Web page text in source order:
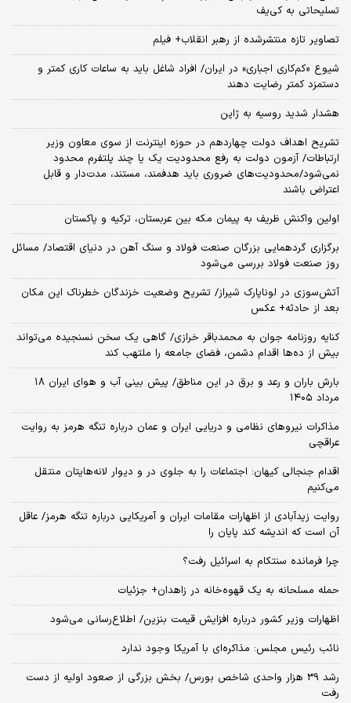
تسلیحاتی به کی‌یف
تصاویر تازه منتشرشده از رهبر انقلاب+ فیلم
شیوع «کم‌کاری اجباری» در ایران/ افراد شاغل باید به ساعات کاری کمتر و
دستمزد کمتر رضایت دهند
هشدار شدید روسیه به ژاپن
تشریح اهداف دولت چهاردهم در حوزه اینترنت از سوی معاون وزیر
ارتباطات/ آزمون دولت به رفع محدودیت یک یا چند پلتفرم محدود
نمی‌‎شود/محدودیت‌های ضروری باید هدفمند، مستند، مدت‌دار و قابل
اعتراض باشند
اولین واکنش ظریف به پیمان مکه بین عربستان، ترکیه و پاکستان
برگزاری گردهمایی بزرگان صنعت فولاد و سنگ آهن در دنیای اقتصاد/ مسائل
روز صنعت فولاد بررسی می‌شود
آتش‌سوزی در لوناپارک شیراز/ تشریح وضعیت خزندگان خطرناک این مکان
بعد از حادثه+ عکس
کنایه روزنامه جوان به محمدباقر خرازی/ گاهی یک سخن نسنجیده می‌تواند
بیش از ده‌ها اقدام دشمن، فضای جامعه را ملتهب کند
بارش باران و رعد و برق در این مناطق/ پیش بینی آب و هوای ایران ۱۸
مرداد ۱۴۰۵
مذاکرات نیروهای نظامی و دریایی ایران و عمان درباره تنگه هرمز به روایت
عراقچی
اقدام جنجالی کیهان: اجتماعات را به جلوی در و دیوار لانه‌هایتان منتقل
می‌کنیم
روایت زیدآبادی از اظهارات مقامات ایران و آمریکایی درباره تنگه هرمز/ عاقل
آن است که اندیشه کند پایان را
چرا فرمانده سنتکام به اسرائیل رفت؟
حمله مسلحانه به یک قهوه‌خانه در زاهدان+ جزئیات
اظهارات وزیر کشور درباره افزایش قیمت بنزین/ اطلاع‌رسانی می‌شود
نائب رئیس مجلس: مذاکره‌ای با آمریکا وجود ندارد
رشد 39 هزار واحدی شاخص بورس/ بخش بزرگی از صعود اولیه از دست
رفت